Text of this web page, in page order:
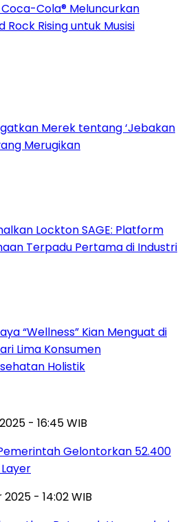
Cola® Meluncurkan
Rock Rising untuk Musisi
Merek tentang ‘Jebakan
Merugikan
Lockton SAGE: Platform
Terpadu Pertama di Industri
“Wellness” Kian Menguat di
Lima Konsumen
Holistik
- 16:45 WIB
Gelontorkan 52.400
- 14:02 WIB